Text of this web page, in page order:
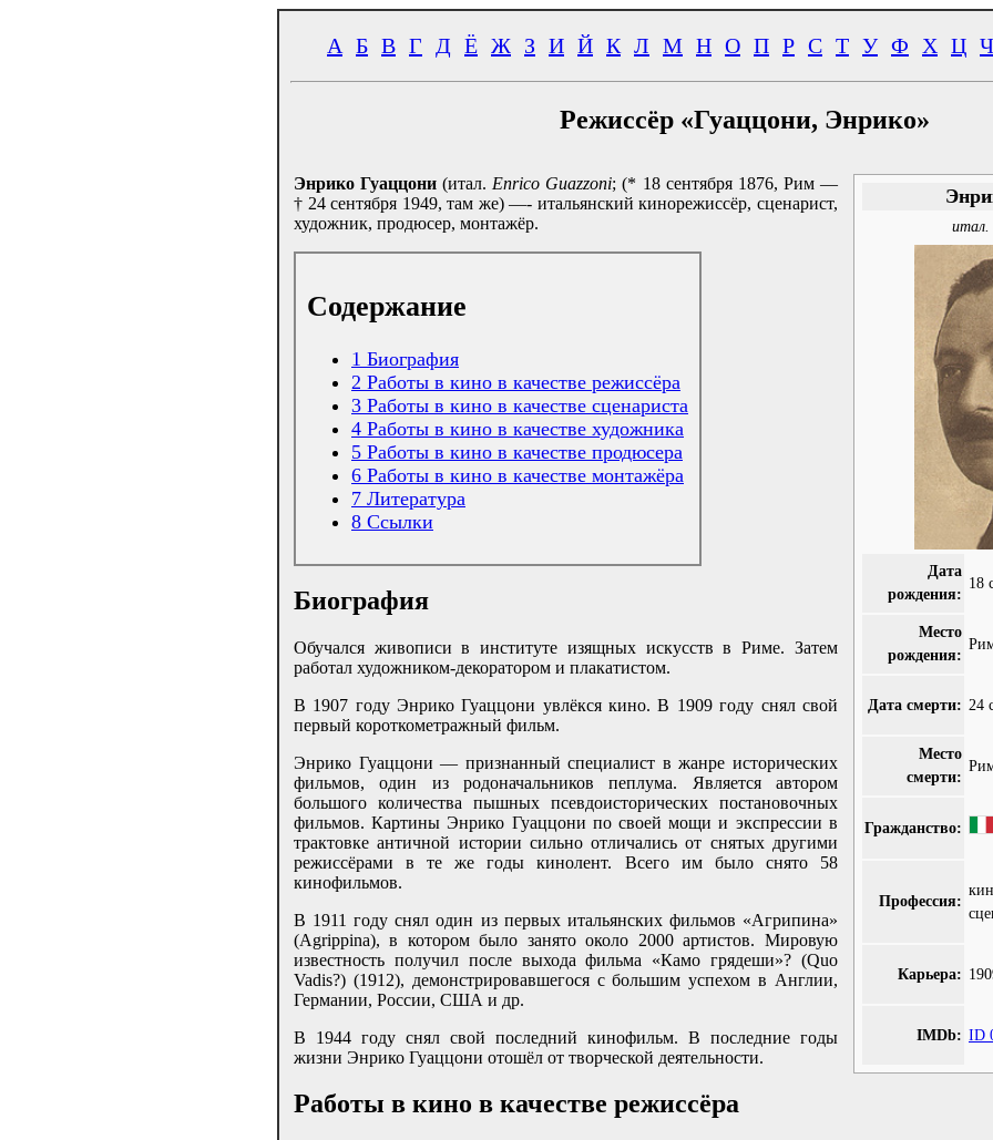
А Б В Г Д Ё Ж З И Й К Л М Н О П Р С Т У Ф Х Ц Ч
Режиссёр «Гуаццони, Энрико»
итал.
Дата
рождения:
18
Место
рождения:
Дата смерти: 24
Место
смерти:
Гражданство:
Профессия:
Карьера:
IMDb: ID
Энрико Гуаццони (итал. Enrico Guazzoni; (* 18 сентября 1876, Рим —
† 24 сентября 1949, там же) —- итальянский кинорежиссёр, сценарист,
художник, продюсер, монтажёр.
Содержание
1 Биография
2 Работы в кино в качестве режиссёра
3 Работы в кино в качестве сценариста
4 Работы в кино в качестве художника
5 Работы в кино в качестве продюсера
6 Работы в кино в качестве монтажёра
7 Литература
8 Ссылки
Биография
Обучался живописи в институте изящных искусств в Риме. Затем
работал художником-декоратором и плакатистом.
В 1907 году Энрико Гуаццони увлёкся кино. В 1909 году снял свой
первый короткометражный фильм.
Энрико Гуаццони — признанный специалист в жанре исторических
фильмов, один из родоначальников пеплума. Является автором
большого количества пышных псевдоисторических постановочных
фильмов. Картины Энрико Гуаццони по своей мощи и экспрессии в
трактовке античной истории сильно отличались от снятых другими
режиссёрами в те же годы кинолент. Всего им было снято 58
кинофильмов.
В 1911 году снял один из первых итальянских фильмов «Агрипина»
(Agrippina), в котором было занято около 2000 артистов. Мировую
известность получил после выхода фильма «Камо грядеши»? (Quo
Vadis?) (1912), демонстрировавшегося с большим успехом в Англии,
Германии, России, США и др.
В 1944 году снял свой последний кинофильм. В последние годы
жизни Энрико Гуаццони отошёл от творческой деятельности.
Работы в кино в качестве режиссёра